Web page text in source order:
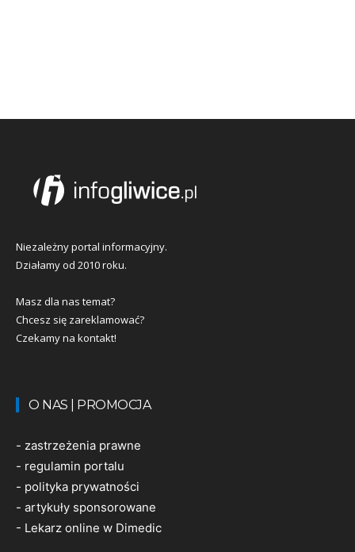
Niezależny portal informacyjny.
Działamy od 2010 roku.
Masz dla nas temat?
Chcesz się zareklamować?
Czekamy na kontakt!
O NAS | PROMOCJA
- zastrzeżenia prawne
- regulamin portalu
- polityka prywatności
- artykuły sponsorowane
- Lekarz online w Dimedic